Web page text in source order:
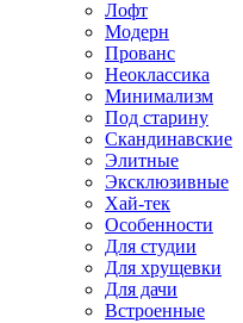
Лофт
Модерн
Прованс
Неоклассика
Минимализм
Под старину
Скандинавские
Элитные
Эксклюзивные
Хай-тек
Особенности
Для студии
Для хрущевки
Для дачи
Встроенные